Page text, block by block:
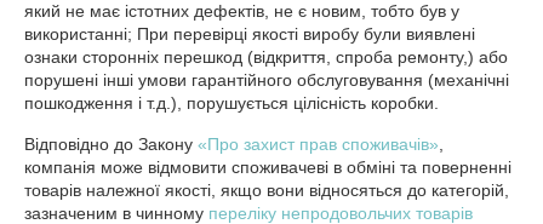
який не має істотних дефектів, не є новим, тобто був у
використанні; При перевірці якості виробу були виявлені
ознаки сторонніх перешкод (відкриття, спроба ремонту,) або
порушені інші умови гарантійного обслуговування (механічні
пошкодження і т.д.), порушується цілісність коробки.
Відповідно до Закону «Про захист прав споживачів»
компанія може відмовити споживачеві в обміні та поверненні
товарів належної якості, якщо вони відносяться до категорій,
зазначеним в чинному переліку непродовольчих товарів